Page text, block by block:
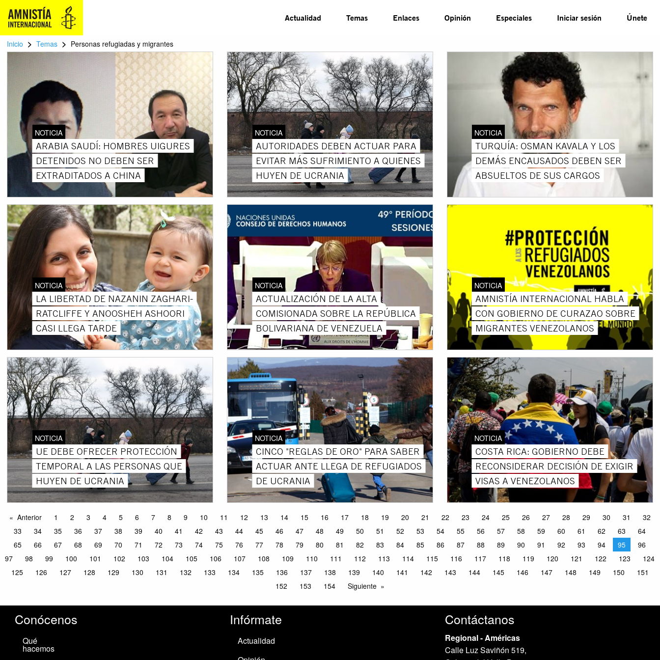
Actualidad Temas Enlaces Opinión Especiales Iniciar sesión Únete
Inicio > Temas > Personas refugiadas y migrantes
NOTICIA
ARABIA SAUDÍ: HOMBRES UIGURES
DETENIDOS NO DEBEN SER
EXTRADITADOS A CHINA
NOTICIA
AUTORIDADES DEBEN ACTUAR PARA
EVITAR MÁS SUFRIMIENTO A QUIENES
HUYEN DE UCRANIA
NOTICIA
TURQUÍA: OSMAN KAVALA Y LOS
DEMÁS ENCAUSADOS DEBEN SER
ABSUELTOS DE SUS CARGOS
NOTICIA
LA LIBERTAD DE NAZANIN ZAGHARI-
RATCLIFFE Y ANOOSHEH ASHOORI
CASI LLEGA TARDE
NOTICIA
ACTUALIZACIÓN DE LA ALTA
COMISIONADA SOBRE LA REPÚBLICA
BOLIVARIANA DE VENEZUELA
NOTICIA
AMNISTÍA INTERNACIONAL HABLA
CON GOBIERNO DE CURAZAO SOBRE
MIGRANTES VENEZOLANOS
NOTICIA
UE DEBE OFRECER PROTECCIÓN
TEMPORAL A LAS PERSONAS QUE
HUYEN DE UCRANIA
NOTICIA
CINCO "REGLAS DE ORO" PARA SABER
ACTUAR ANTE LLEGA DE REFUGIADOS
DE UCRANIA
NOTICIA
COSTA RICA: GOBIERNO DEBE
RECONSIDERAR DECISIÓN DE EXIGIR
VISAS A VENEZOLANOS
Anterior 1 2 3 4 5 6 7 8 9 10 11 12 13 14 15 16 17 18 19 20 21 22 23 24 25 26 27 28 29 30 31
32
33
34 35 36 37 38 39 40 41 42 43 44 45 46 47 48 49 50 51 52 53 54 55 56 57 58 59 60 61 62 63
64
65
66 67 68 69 70 71 72 73 74 75 76 77 78 79 80 81 82 83 84 85 86 87 88 89 90 91 92 93 94 95
96
97
98 99 100 101 102 103 104 105 106 107 108 109 110 111 112 113 114 115 116 117 118 119 120 121 122 123
124
125
126 127 128 129 130 131 132 133 134 135 136 137 138 139 140 141 142 143 144 145 146 147 148 149 150
151
152
153 154 Siguiente
Conócenos
Qué
hacemos
Infórmate
Actualidad
Contáctanos
Regional - Américas
Calle Luz Saviñón 519,